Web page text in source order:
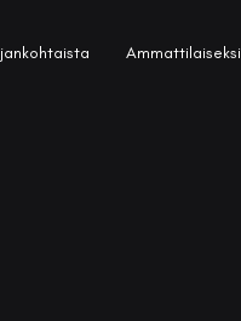
Ammattilaiseksi